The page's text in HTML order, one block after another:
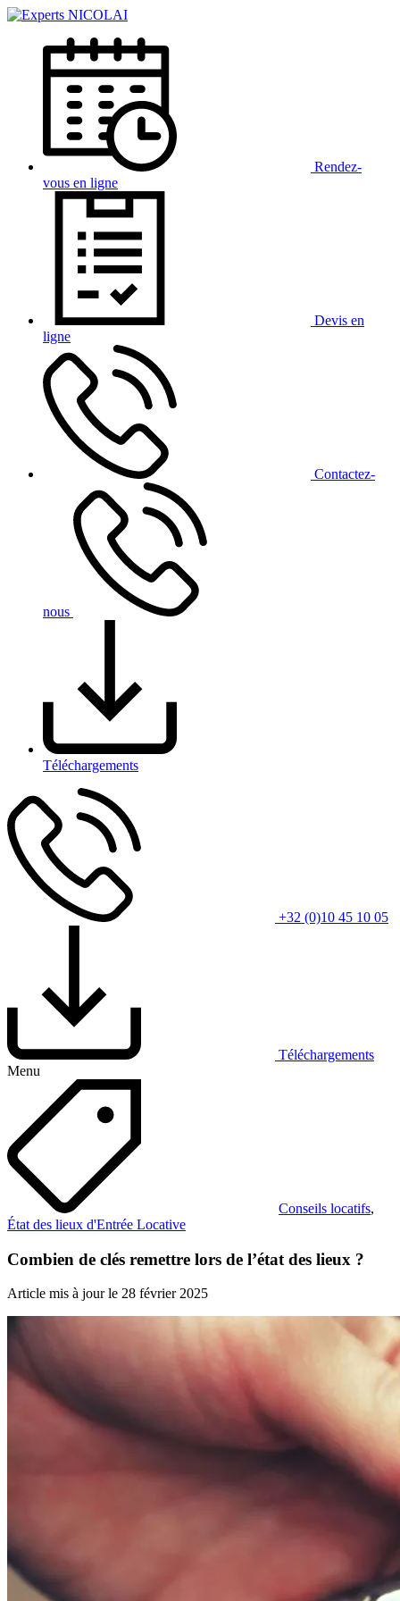
Rendez-
vous en ligne
Devis en
ligne
Contactez-
nous
Téléchargements
+32 (0)10 45 10 05
Téléchargements
Menu
Conseils locatifs,
État des lieux d'Entrée Locative
Combien de clés remettre lors de l’état des lieux ?
Article mis à jour le 28 février 2025